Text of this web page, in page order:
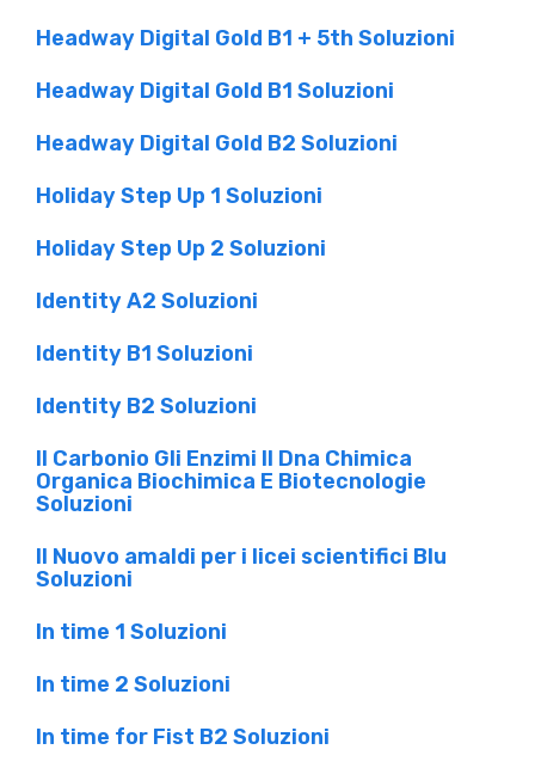
Headway Digital Gold B1 + 5th Soluzioni
Headway Digital Gold B1 Soluzioni
Headway Digital Gold B2 Soluzioni
Holiday Step Up 1 Soluzioni
Holiday Step Up 2 Soluzioni
Identity A2 Soluzioni
Identity B1 Soluzioni
Identity B2 Soluzioni
Il Carbonio Gli Enzimi Il Dna Chimica
Organica Biochimica E Biotecnologie
Soluzioni
Il Nuovo amaldi per i licei scientifici Blu
Soluzioni
In time 1 Soluzioni
In time 2 Soluzioni
In time for Fist B2 Soluzioni